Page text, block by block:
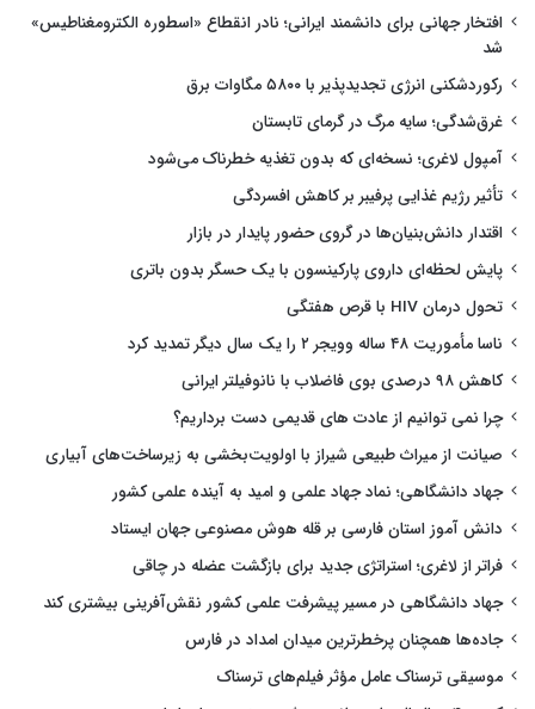
افتخار جهانی برای دانشمند ایرانی؛ نادر انقطاع «اسطوره الکترومغناطیس»
شد
رکوردشکنی انرژی تجدیدپذیر با ۵۸۰۰ مگاوات برق
غرق‌شدگی؛ سایه مرگ در گرمای تابستان
آمپول لاغری؛ نسخه‌ای که بدون تغذیه خطرناک می‌شود
تأثیر رژیم غذایی پرفیبر بر کاهش افسردگی
اقتدار دانش‌بنیان‌ها در گروی حضور پایدار در بازار
پایش لحظه‌ای داروی پارکینسون با یک حسگر بدون باتری
تحول درمان HIV با قرص هفتگی
ناسا مأموریت ۴۸ ساله وویجر ۲ را یک سال دیگر تمدید کرد
کاهش ۹۸ درصدی بوی فاضلاب با نانوفیلتر ایرانی
چرا نمی توانیم از عادت های قدیمی دست برداریم؟
صیانت از میراث طبیعی شیراز با اولویت‌بخشی به زیرساخت‌های آبیاری
جهاد دانشگاهی؛ نماد جهاد علمی و امید به آینده علمی کشور
دانش آموز استان فارسی بر قله هوش مصنوعی جهان ایستاد
فراتر از لاغری؛ استراتژی جدید برای بازگشت عضله در چاقی
جهاد دانشگاهی در مسیر پیشرفت علمی کشور نقش‌آفرینی بیشتری کند
جاده‌ها همچنان پرخطرترین میدان امداد در فارس
موسیقی ترسناک عامل مؤثر فیلم‌های ترسناک